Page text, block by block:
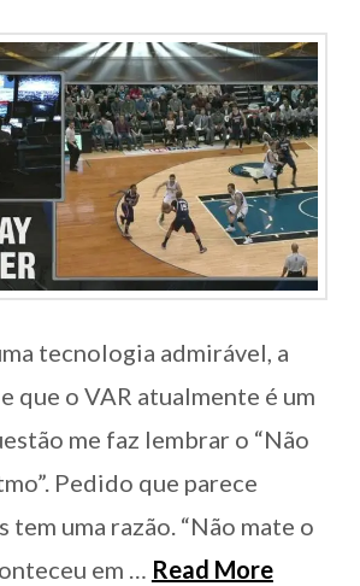
tecnologia admirável, a
que o VAR atualmente é um
me faz lembrar o “Não
Pedido que parece
tem uma razão. “Não mate o
em … Read More